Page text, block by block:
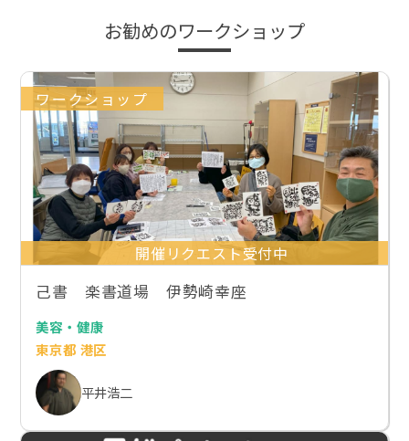
お勧めのワークショップ
ワークショップ
開催リクエスト受付中
己書 楽書道場 伊勢崎幸座
美容・健康
東京都 港区
平井浩二